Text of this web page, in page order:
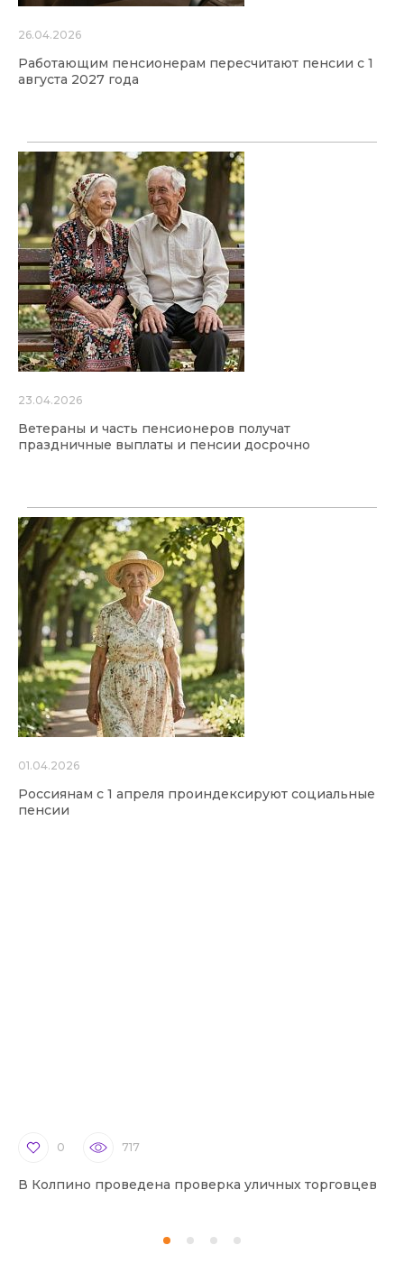
26.04.2026
Работающим пенсионерам пересчитают пенсии с 1
августа 2027 года
23.04.2026
Ветераны и часть пенсионеров получат
праздничные выплаты и пенсии досрочно
01.04.2026
Россиянам с 1 апреля проиндексируют социальные
пенсии
0 717
В Колпино проведена проверка уличных торговцев